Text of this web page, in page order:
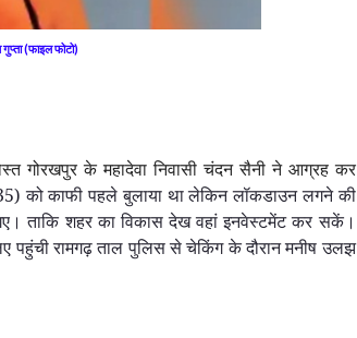
गुप्ता (फाइल फोटो)
गोरखपुर के महादेवा निवासी चंदन सैनी ने आग्रह कर
को काफी पहले बुलाया था लेकिन लॉकडाउन लगने की
ताकि शहर का विकास देख वहां इनवेस्टमेंट कर सकें।
पहुंची रामगढ़ ताल पुलिस से चेकिंग के दौरान मनीष उलझ